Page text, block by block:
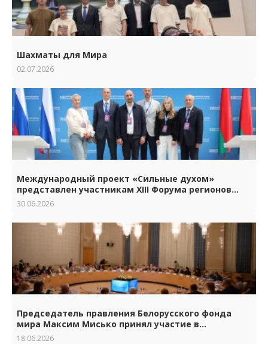
Шахматы для Мира
02.07.2026
Международный проект «Сильные духом»
представлен участникам XIII Форума регионов
Беларуси и России
30.06.2026
Председатель правления Белорусского фонда
мира Максим Мисько принял участие в
торжествах по случаю 65-летия Российского
18.06.2026